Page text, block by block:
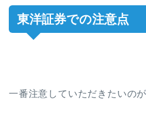
東洋証券での注意点
一番注意していただきたいのが